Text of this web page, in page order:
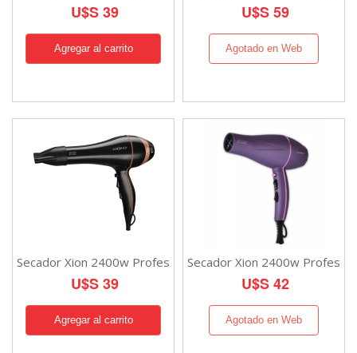
U$S 39 U$S 59
Agotado en Web
Secador Xion 2400w Profes
U$S 39
Secador Xion 2400w Profes
U$S 42
Agotado en Web